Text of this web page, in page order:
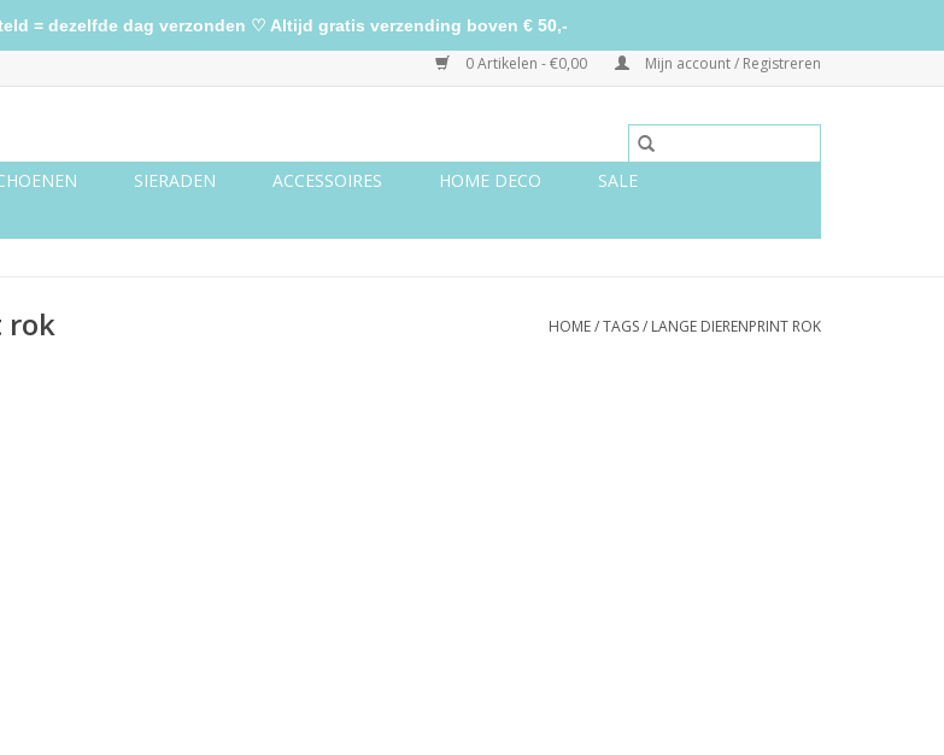
0 Artikelen - €0,00 Mijn account / Registreren
SIERADEN ACCESSOIRES HOME DECO
SALE
rok HOME/TAGS/ LANGE DIERENPRINT ROK
= dezelfde dag verzonden ♡ Altijd gratis verzending boven € 50,-